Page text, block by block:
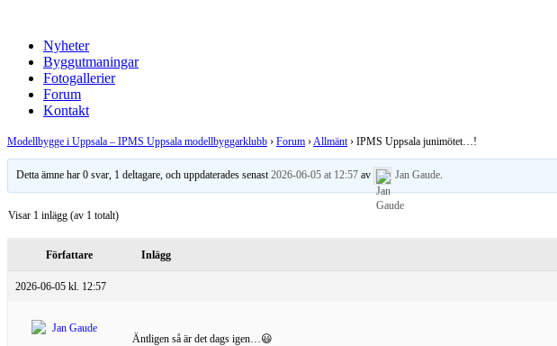
Nyheter
Byggutmaningar
Fotogallerier
Forum
Kontakt
Modellbygge i Uppsala – IPMS Uppsala modellbyggarklubb › Forum ›Allmänt › IPMS Uppsala junimötet…!
Detta ämne har 0 svar, 1 deltagare, och uppdaterades senast2026-06-05 at 12:57 av Jan Gaude
Visar 1 inlägg (av 1 totalt)
Författare Inlägg
2026-06-05 kl. 12:57
Äntligen så är det dags igen…😃